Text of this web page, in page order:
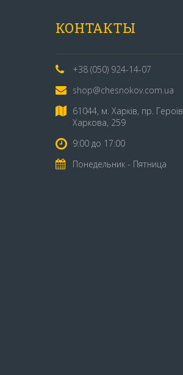
КОНТАКТЫ
+38 (050) 924-14-07
shop@chesnokov.com.ua
61044, м. Харків, пр. Героїв
Харкова, 259
9:00 до 17:00
Понедельник - Пятница